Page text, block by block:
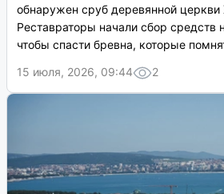
обнаружен сруб деревянной церкви
Реставраторы начали сбор средств
чтобы спасти бревна, которые
15 июля, 2026, 09:44
2